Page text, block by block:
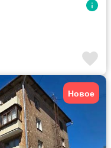
Новое